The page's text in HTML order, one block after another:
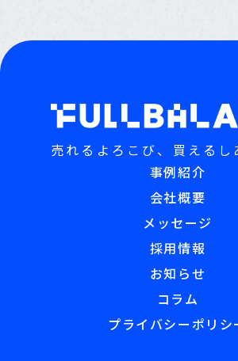
売れるよろこび、買えるし
事例紹介
会社概要
メッセージ
採用情報
お知らせ
コラム
プライバシーポリシ